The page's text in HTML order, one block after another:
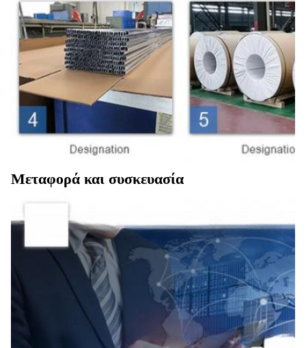
Μεταφορά και συσκευασία